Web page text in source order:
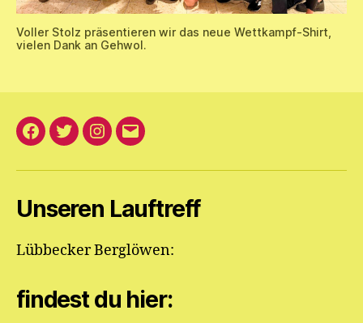
Voller Stolz präsentieren wir das neue Wettkampf-Shirt,
vielen Dank an Gehwol.
Facebook
TwitterInstagram
E-
die
Unseren Lauftreff
Lübbecker Berglöwen:
findest du hier: